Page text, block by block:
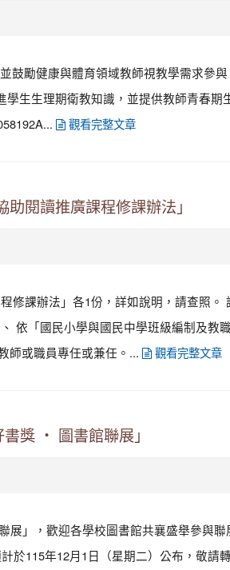
勵健康與體育領域教師視教學需求參與
生生理期衛教知識，並提供教師青春期
觀看完整文章
閱讀推廣課程修課辦法」
修課辦法」各1份，詳如說明，請查照。
依「國民小學與國民中學班級編制及教
師或職員專任或兼任。...
觀看完整文章
獎 ‧ 圖書館聯展」
」，歡迎各學校圖書館共襄盛舉參與聯
於115年12月1日（星期二）公布，敬請